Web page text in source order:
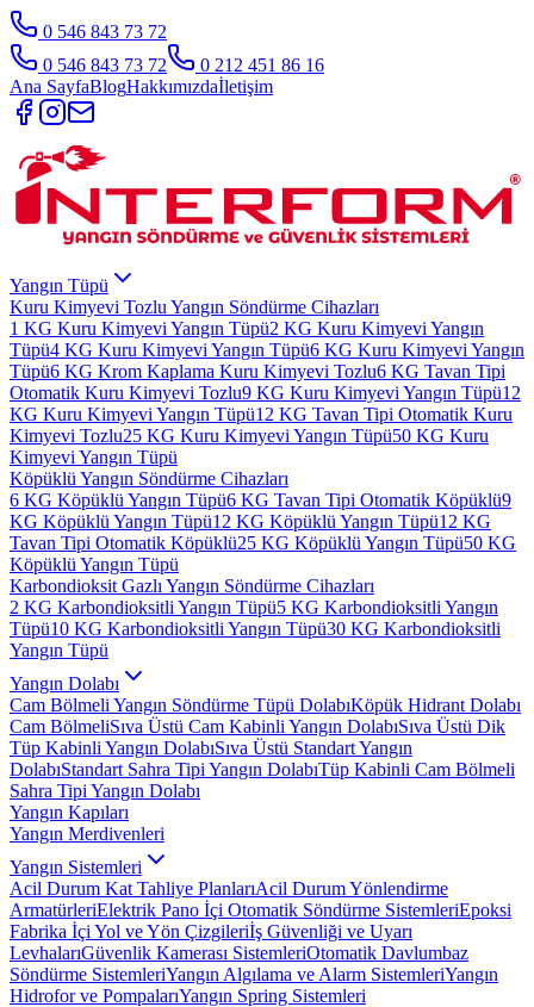
0 546 843 73 72
0 546 843 73 72
0 212 451 86 16
Ana SayfaBlogHakkımızdaİletişim
Yangın Tüpü
Kuru Kimyevi Tozlu Yangın Söndürme Cihazları
1 KG Kuru Kimyevi Yangın Tüpü2 KG Kuru Kimyevi Yangın
Tüpü4 KG Kuru Kimyevi Yangın Tüpü6 KG Kuru Kimyevi Yangın
Tüpü6 KG Krom Kaplama Kuru Kimyevi Tozlu6 KG Tavan Tipi
Otomatik Kuru Kimyevi Tozlu9 KG Kuru Kimyevi Yangın Tüpü12
KG Kuru Kimyevi Yangın Tüpü12 KG Tavan Tipi Otomatik Kuru
Kimyevi Tozlu25 KG Kuru Kimyevi Yangın Tüpü50 KG Kuru
Kimyevi Yangın Tüpü
Köpüklü Yangın Söndürme Cihazları
6 KG Köpüklü Yangın Tüpü6 KG Tavan Tipi Otomatik Köpüklü9
KG Köpüklü Yangın Tüpü12 KG Köpüklü Yangın Tüpü12 KG
Tavan Tipi Otomatik Köpüklü25 KG Köpüklü Yangın Tüpü50 KG
Köpüklü Yangın Tüpü
Karbondioksit Gazlı Yangın Söndürme Cihazları
2 KG Karbondioksitli Yangın Tüpü5 KG Karbondioksitli Yangın
Tüpü10 KG Karbondioksitli Yangın Tüpü30 KG Karbondioksitli
Yangın Tüpü
Yangın Dolabı
Cam Bölmeli Yangın Söndürme Tüpü DolabıKöpük Hidrant Dolabı
Cam BölmeliSıva Üstü Cam Kabinli Yangın DolabıSıva Üstü Dik
Tüp Kabinli Yangın DolabıSıva Üstü Standart Yangın
DolabıStandart Sahra Tipi Yangın DolabıTüp Kabinli Cam Bölmeli
Sahra Tipi Yangın Dolabı
Yangın Kapıları
Yangın Merdivenleri
Yangın Sistemleri
Acil Durum Kat Tahliye PlanlarıAcil Durum Yönlendirme
ArmatürleriElektrik Pano İçi Otomatik Söndürme SistemleriEpoksi
Fabrika İçi Yol ve Yön Çizgileriİş Güvenliği ve Uyarı
LevhalarıGüvenlik Kamerası SistemleriOtomatik Davlumbaz
Söndürme SistemleriYangın Algılama ve Alarm SistemleriYangın
Hidrofor ve PompalarıYangın Spring Sistemleri